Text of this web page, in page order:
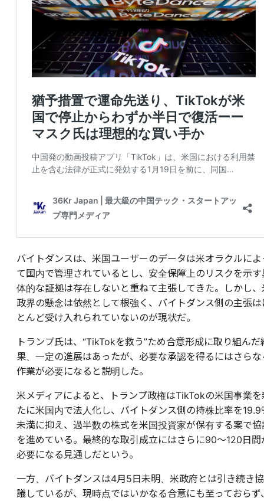
バイトダンスは、米国ユーザーのデータは米オラクルによ
て国内で管理されているとし、安全保障上のリスクを示す
体的な証拠は存在しないと重ねて主張してきた。しかし、
政界の懸念は依然として根強く、バイトダンス側の主張は
とんど受け入れられていないのが現状だ。
トランプ氏は、“TikTokを救う”ため合意形成に取り組んだ
果、一定の進展はあったが、必要な承認を得るにはさらな
作業が必要になると説明した。
米メディアによると、トランプ政権はTikTokの米国事業を
たに米国内で法人化し、バイトダンス側の持株比率を19.9
未満に抑え、過半数の株式を米国投資家が保有する案で協
を進めている。最終的な取引成立にはさらに90〜120日間
必要になる見通しだという。
一方、バイトダンスは4月5日未明、米政府とは引き続き協
議しているが、現時点ではいかなる合意にも至っておらず